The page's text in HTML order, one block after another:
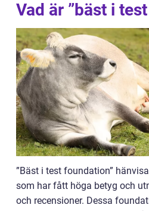
Vad är ”bäst i
”Bäst i test foundation”
som har fått höga betyg och
och recensioner. Dessa